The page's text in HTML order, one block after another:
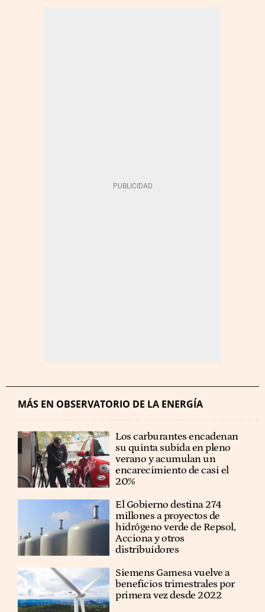
MÁS EN OBSERVATORIO DE LA ENERGÍA
Los carburantes encadenan
su quinta subida en pleno
verano y acumulan un
encarecimiento de casi el
20%
El Gobierno destina 274
millones a proyectos de
hidrógeno verde de Repsol,
Acciona y otros
distribuidores
Siemens Gamesa vuelve a
beneficios trimestrales por
primera vez desde 2022